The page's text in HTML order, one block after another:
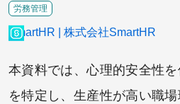
本資料では、心理的安全性
を特定し、生産性が高い職
労務管理
SmartHR 株式会社SmartHR